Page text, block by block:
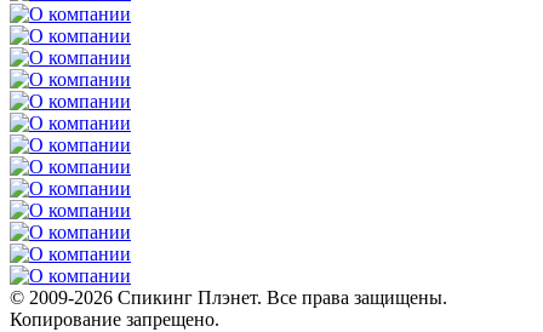
© 2009-2026 Спикинг Плэнет. Все права защищены.
Копирование запрещено.